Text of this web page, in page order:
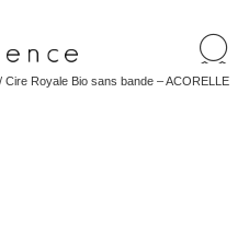
/ Cire Royale Bio sans bande – ACORELLE